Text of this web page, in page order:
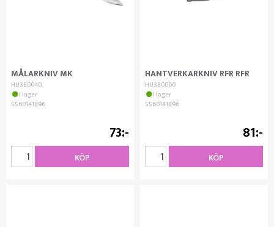
MÅLARKNIV MK
HU380040
I lager
5560141896
73
KÖP
HANTVERKARKNIV RFR RFR
HU380060
I lager
5560141896
81
KÖP